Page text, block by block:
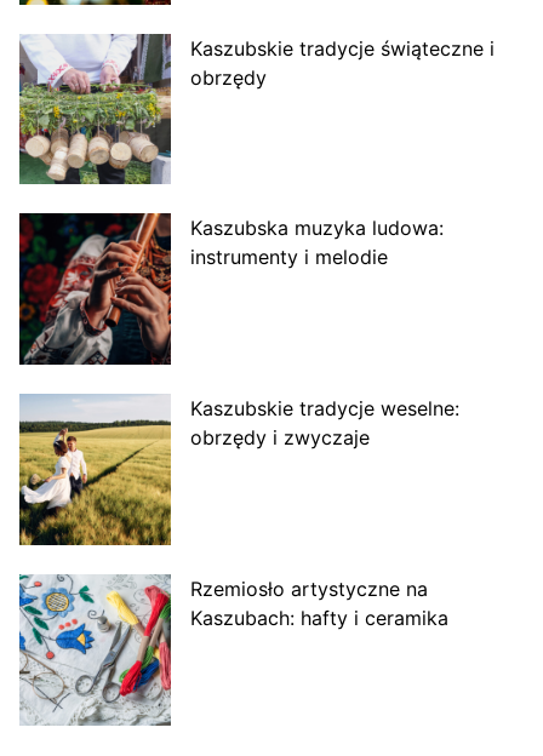
Kaszubskie tradycje świąteczne i
obrzędy
Kaszubska muzyka ludowa:
instrumenty i melodie
Kaszubskie tradycje weselne:
obrzędy i zwyczaje
Rzemiosło artystyczne na
Kaszubach: hafty i ceramika